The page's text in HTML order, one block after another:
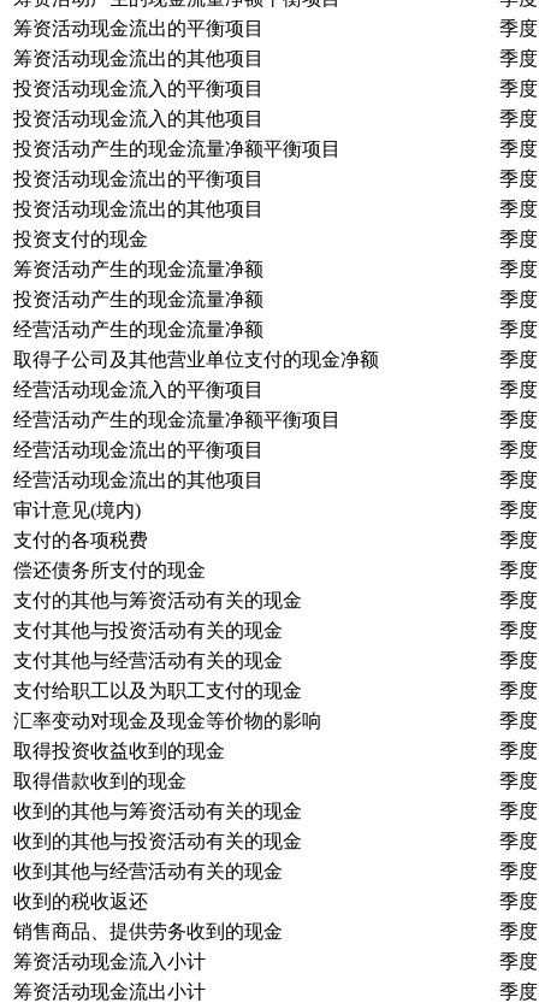
筹资活动现金流出的平衡项目
季度
筹资活动现金流出的其他项目
季度
投资活动现金流入的平衡项目
季度
投资活动现金流入的其他项目
季度
投资活动产生的现金流量净额平衡项目
季度
投资活动现金流出的平衡项目
季度
投资活动现金流出的其他项目
季度
投资支付的现金
季度
筹资活动产生的现金流量净额
季度
投资活动产生的现金流量净额
季度
经营活动产生的现金流量净额
季度
取得子公司及其他营业单位支付的现金净额
季度
经营活动现金流入的平衡项目
季度
经营活动产生的现金流量净额平衡项目
季度
经营活动现金流出的平衡项目
季度
经营活动现金流出的其他项目
季度
审计意见(境内)
季度
支付的各项税费
季度
偿还债务所支付的现金
季度
支付的其他与筹资活动有关的现金
季度
支付其他与投资活动有关的现金
季度
支付其他与经营活动有关的现金
季度
支付给职工以及为职工支付的现金
季度
汇率变动对现金及现金等价物的影响
季度
取得投资收益收到的现金
季度
取得借款收到的现金
季度
收到的其他与筹资活动有关的现金
季度
收到的其他与投资活动有关的现金
季度
收到其他与经营活动有关的现金
季度
收到的税收返还
季度
销售商品、提供劳务收到的现金
季度
筹资活动现金流入小计
季度
筹资活动现金流出小计
季度